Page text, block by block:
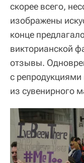
скорее всего,
изображены
конце
викторианской
отзывы.
с
из сувенирного